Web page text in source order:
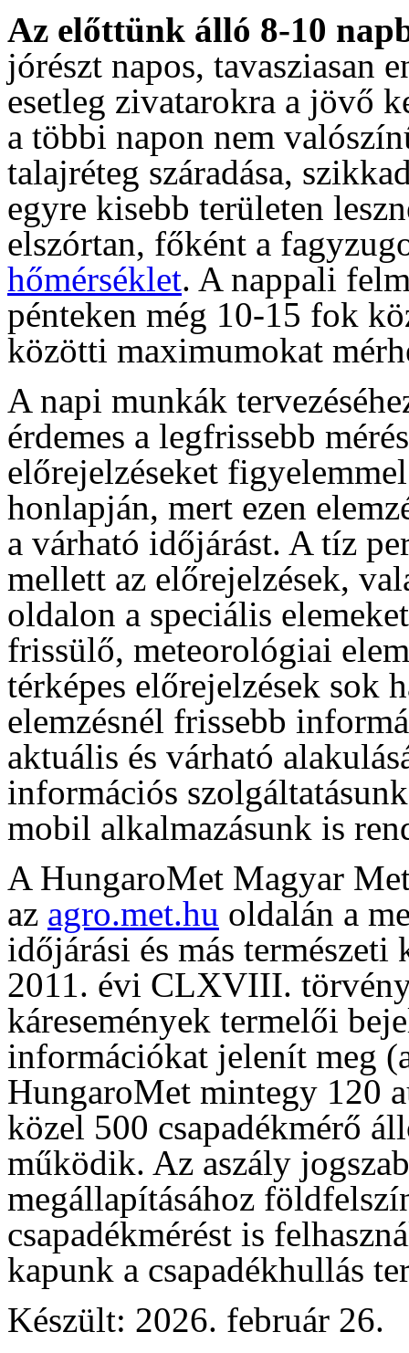
Az előttünk álló 8-10
jórészt napos, tavasziasan
esetleg zivatarokra a jövő
a többi napon nem
talajréteg száradása,
egyre kisebb területen
elszórtan, főként a
hőmérséklet. A nappali
pénteken még 10-15 fok
közötti maximumokat
A napi munkák
érdemes a legfrissebb
előrejelzéseket
honlapján, mert ezen
a várható időjárást. A tíz
mellett az előrejelzések,
oldalon a speciális
frissülő, meteorológiai
térképes előrejelzések sok
elemzésnél frissebb
aktuális és várható
információs
mobil alkalmazásunk is
A HungaroMet Magyar
az agro.met.hu oldalán a
időjárási és más
2011. évi CLXVIII.
káresemények termelői
információkat jelenít meg
HungaroMet mintegy 120
közel 500 csapadékmérő
működik. Az aszály
megállapításához
csapadékmérést is
kapunk a csapadékhullás
Készült: 2026. február 26.